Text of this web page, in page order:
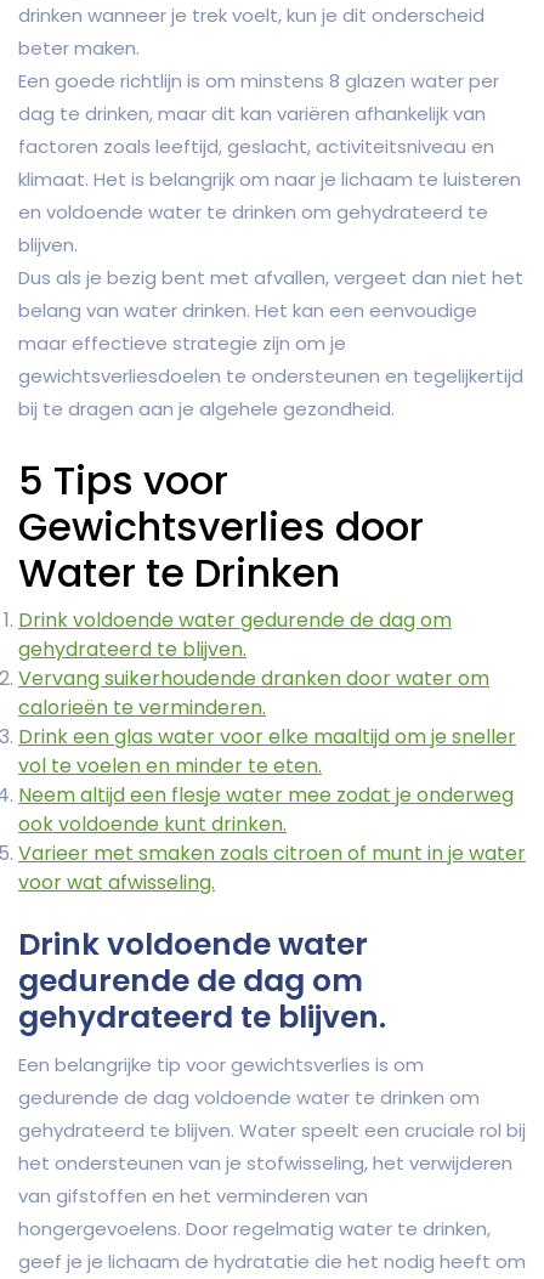
drinken wanneer je trek voelt, kun je dit onderscheid
beter maken.
Een goede richtlijn is om minstens 8 glazen water per
dag te drinken, maar dit kan variëren afhankelijk van
factoren zoals leeftijd, geslacht, activiteitsniveau en
klimaat. Het is belangrijk om naar je lichaam te luisteren
en voldoende water te drinken om gehydrateerd te
blijven.
Dus als je bezig bent met afvallen, vergeet dan niet het
belang van water drinken. Het kan een eenvoudige
maar effectieve strategie zijn om je
gewichtsverliesdoelen te ondersteunen en tegelijkertijd
bij te dragen aan je algehele gezondheid.
5 Tips voor
Gewichtsverlies door
Water te Drinken
Drink voldoende water gedurende de dag om
gehydrateerd te blijven.
Vervang suikerhoudende dranken door water om
calorieën te verminderen.
Drink een glas water voor elke maaltijd om je sneller
vol te voelen en minder te eten.
Neem altijd een flesje water mee zodat je onderweg
ook voldoende kunt drinken.
Varieer met smaken zoals citroen of munt in je water
voor wat afwisseling.
Drink voldoende water
gedurende de dag om
gehydrateerd te blijven.
Een belangrijke tip voor gewichtsverlies is om
gedurende de dag voldoende water te drinken om
gehydrateerd te blijven. Water speelt een cruciale rol bij
het ondersteunen van je stofwisseling, het verwijderen
van gifstoffen en het verminderen van
hongergevoelens. Door regelmatig water te drinken,
geef je je lichaam de hydratatie die het nodig heeft om